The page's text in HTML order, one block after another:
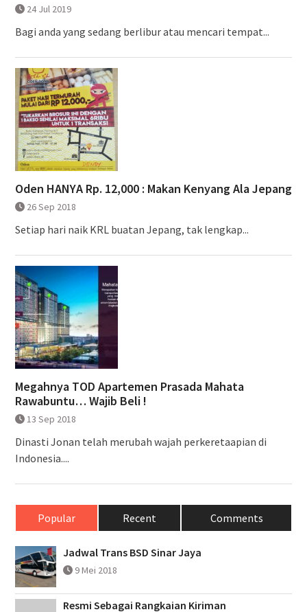
24 Jul 2019
Bagi anda yang sedang berlibur atau mencari tempat...
Oden HANYA Rp. 12,000 : Makan Kenyang Ala Jepang
26 Sep 2018
Setiap hari naik KRL buatan Jepang, tak lengkap...
Megahnya TOD Apartemen Prasada Mahata
Rawabuntu… Wajib Beli !
13 Sep 2018
Dinasti Jonan telah merubah wajah perkeretaapian di
Indonesia....
Popular Recent Comments
Jadwal Trans BSD Sinar Jaya
9 Mei 2018
Resmi Sebagai Rangkaian Kiriman